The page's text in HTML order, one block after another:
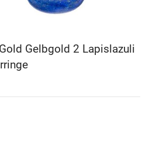
Gelbgold 2 Lapislazuli